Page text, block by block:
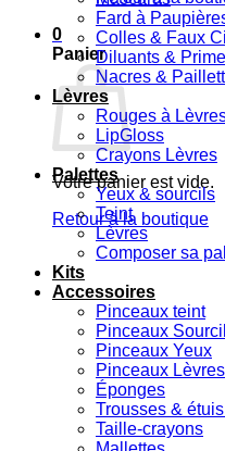
0
Panier
Votre panier est vide.
Retour à la boutique
Fard à
Colles & Faux
Diluants &
Nacres &
Lèvres
Rouges à
LipGloss
Crayons Lèvres
Palettes
Yeux & sourcils
Teint
Lèvres
Composer sa
Kits
Accessoires
Pinceaux teint
Pinceaux
Pinceaux Yeux
Pinceaux Lèvres
Éponges
Trousses &
Taille-crayons